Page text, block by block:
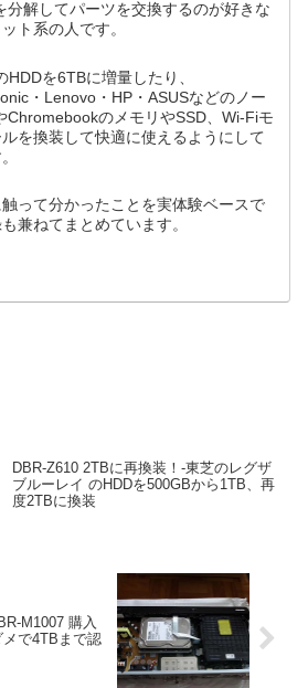
分解してパーツを交換するのが好きな
ト系の人です。
HDDを6TBに増量したり、
・Lenovo・HP・ASUSなどのノー
ChromebookのメモリやSSD、Wi-Fiモ
を換装して快適に使えるようにして
って分かったことを実体験ベースで
兼ねてまとめています。
DBR-Z610 2TBに再換装！-東芝のレグザ
ブルーレイ のHDDを500GBから1TB、再
度2TBに換装
M1007 購入
で4TBまで認